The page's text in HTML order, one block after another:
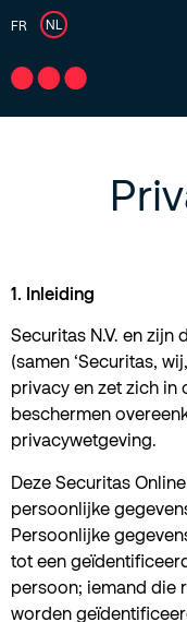
FR NL
1. Inleiding
Securitas N.V. en
(samen ‘Securitas,
privacy en zet zich in
beschermen
privacywetgeving.
Deze Securitas
persoonlijke
Persoonlijke
tot een
persoon; iemand die
worden